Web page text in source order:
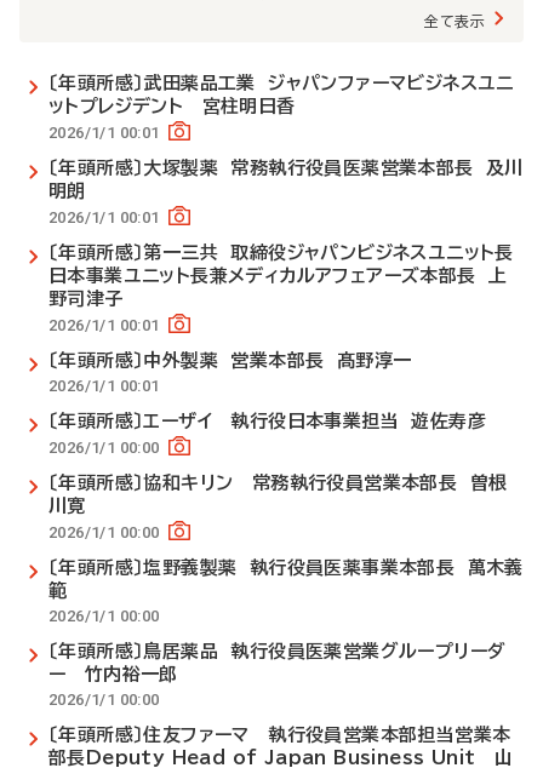
全て表示
〔年頭所感〕武田薬品工業 ジャパンファーマビジネスユニ
ットプレジデント 宮柱明日香
2026/1/1 00:01
〔年頭所感〕大塚製薬 常務執行役員医薬営業本部長 及川
明朗
2026/1/1 00:01
〔年頭所感〕第一三共 取締役ジャパンビジネスユニット長
日本事業ユニット長兼メディカルアフェアーズ本部長 上
野司津子
2026/1/1 00:01
〔年頭所感〕中外製薬 営業本部長 髙野淳一
2026/1/1 00:01
〔年頭所感〕エーザイ 執行役日本事業担当 遊佐寿彦
2026/1/1 00:00
〔年頭所感〕協和キリン 常務執行役員営業本部長 曽根
川寛
2026/1/1 00:00
〔年頭所感〕塩野義製薬 執行役員医薬事業本部長 萬木義
範
2026/1/1 00:00
〔年頭所感〕鳥居薬品 執行役員医薬営業グループリーダ
ー 竹内裕一郎
2026/1/1 00:00
〔年頭所感〕住友ファーマ 執行役員営業本部担当営業本
部長Deputy Head of Japan Business Unit 山